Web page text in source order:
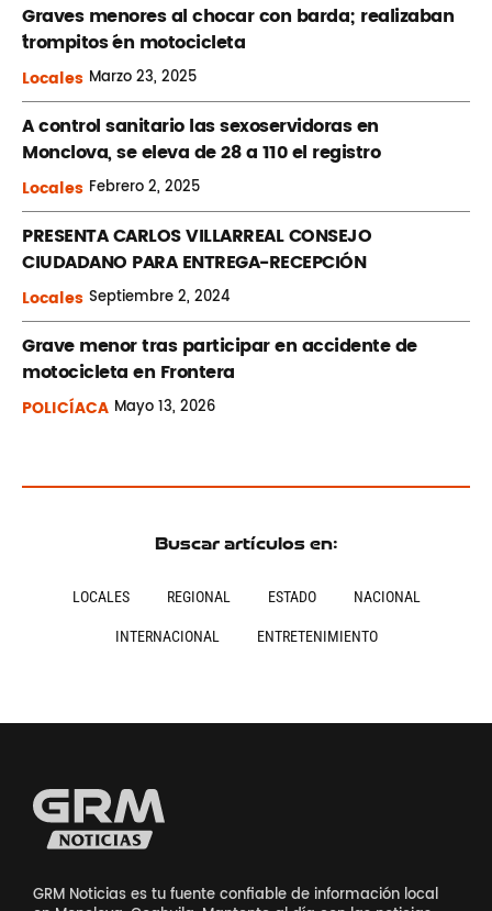
Graves menores al chocar con barda; realizaban
´trompitos ´en motocicleta
Locales Marzo23, 2025
A control sanitario las sexoservidoras en
Monclova, se eleva de 28 a 110 el registro
Locales Febrero2, 2025
PRESENTA CARLOS VILLARREAL CONSEJO
CIUDADANO PARA ENTREGA-RECEPCIÓN
Locales Septiembre2, 2024
Grave menor tras participar en accidente de
motocicleta en Frontera
POLICÍACA Mayo13, 2026
Buscar artículos en:
LOCALES REGIONAL ESTADO NACIONAL
INTERNACIONAL ENTRETENIMIENTO
GRM Noticias es tu fuente confiable de información local